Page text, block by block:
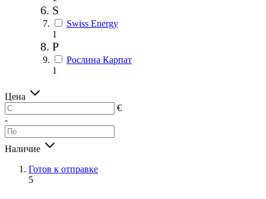
S
Swiss Energy
1
Р
Рослина Карпат
1
Цена
€
-
Наличие
Готов к отправке
5